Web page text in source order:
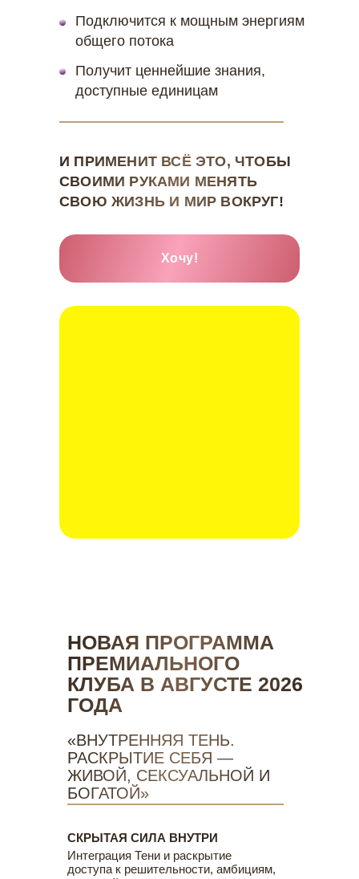
Подключится к мощным энергиям
общего потока
Получит ценнейшие знания,
доступные единицам
И ПРИМЕНИТ ВСЁ ЭТО, ЧТОБЫ
СВОИМИ РУКАМИ МЕНЯТЬ
СВОЮ ЖИЗНЬ И МИР ВОКРУГ!
Хочу!
НОВАЯ ПРОГРАММА
ПРЕМИАЛЬНОГО
КЛУБА В АВГУСТЕ 2026
ГОДА
«ВНУТРЕННЯЯ ТЕНЬ.
РАСКРЫТИЕ СЕБЯ —
ЖИВОЙ, СЕКСУАЛЬНОЙ И
БОГАТОЙ»
СКРЫТАЯ СИЛА ВНУТРИ
Интеграция Тени и раскрытие
доступа к решительности, амбициям,